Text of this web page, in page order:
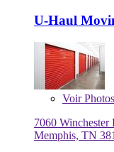
U-Haul
VoirPhotos
7060 Winchester
Memphis, TN